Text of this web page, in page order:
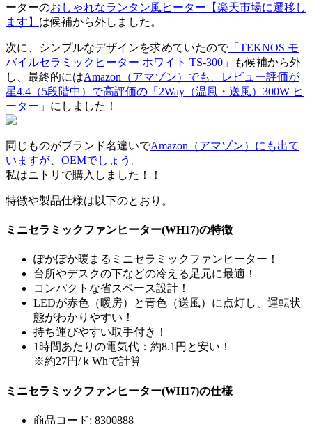
ーターのおしゃれなランタン風ヒーター 【楽天市場に遷移し
ます】 は候補から外しました。
次に、シンプルなデザインを求めていたので「TEKNOS モ
バイルセラミックヒーター ホワイト TS-300」
も候補から外
し、最終的にはAmazon（アマゾン）でも、レビュー評価が
星4.4（5段階中）で高評価の「2Way（温風・送風）300W ヒ
ーター」 にしました！
同じものがブランド名違いでAmazon（アマゾン）にも出て
いますが、OEMでしょう。
私はニトリで購入しました！！
特徴や製品仕様は以下のとおり。
ミニセラミックファンヒーター(WH17)の特徴
ぽかぽか暖まるミニセラミックファンヒーター！
台所やデスクの下などの冷える足元に最適！
コンパクトな省スペース設計！
LEDが赤色（暖房）と青色（送風）に点灯し、運転状
態がわかりやすい！
持ち運びやすい取手付き！
1時間あたりの電気代：約8.1円と安い！
※約27円/ｋWhで計算
ミニセラミックファンヒーター(WH17)の仕様
商品コード: 8300888